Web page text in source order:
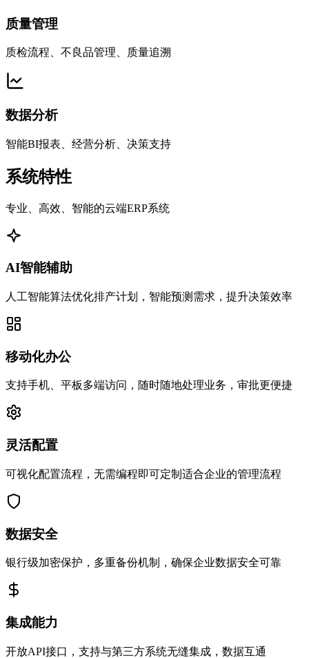
质量管理
质检流程、不良品管理、质量追溯
数据分析
智能BI报表、经营分析、决策支持
系统特性
专业、高效、智能的云端ERP系统
AI智能辅助
人工智能算法优化排产计划，智能预测需求，提升决策效率
移动化办公
支持手机、平板多端访问，随时随地处理业务，审批更便捷
灵活配置
可视化配置流程，无需编程即可定制适合企业的管理流程
数据安全
银行级加密保护，多重备份机制，确保企业数据安全可靠
集成能力
开放API接口，支持与第三方系统无缝集成，数据互通